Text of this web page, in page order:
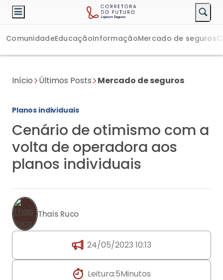
ComunidadeEducaçãoInformaçãoMercado de seguros
Início Últimos Posts Mercado de seguros
Planos individuais
Cenário de otimismo com a
volta de operadora aos
planos individuais
Thais Ruco
24/05/2023 10:13
Leitura:5Minutos